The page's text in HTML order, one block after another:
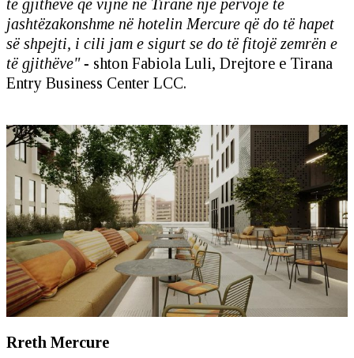
të gjithëve që vijnë në Tiranë një përvojë të
jashtëzakonshme në hotelin Mercure që do të hapet
së shpejti, i cili jam e sigurt se do të fitojë zemrën e
të gjithëve" - shton Fabiola Luli, Drejtore e Tirana
Entry Business Center LCC.
Rreth Mercure